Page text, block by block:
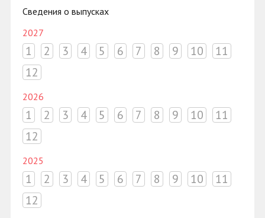
Сведения о выпусках
2027
1 2 3 4 5 6 7 8 9 10
11
12
2026
1 2 3 4 5 6 7 8 9 10
11
12
2025
1 2 3 4 5 6 7 8 9 10
11
12